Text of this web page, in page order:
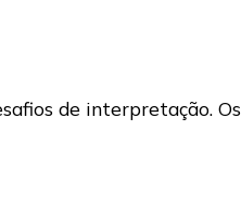
de interpretação. Os